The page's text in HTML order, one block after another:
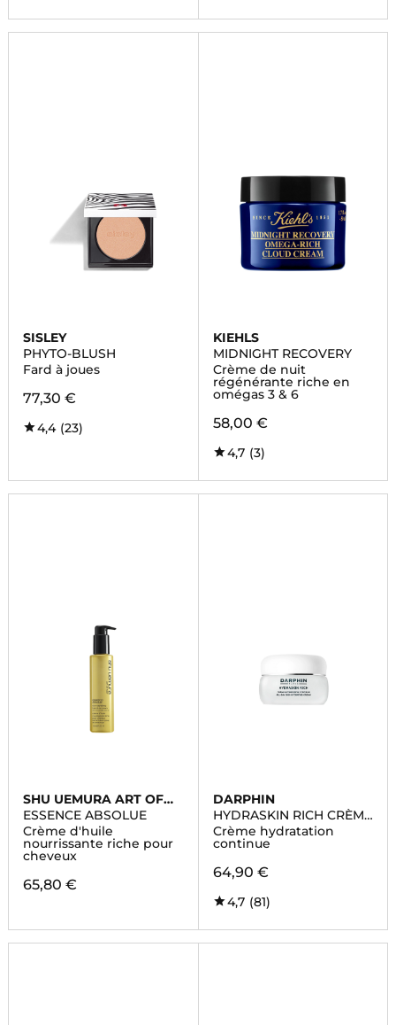
SISLEY
PHYTO-BLUSH
Fard à joues
77,30 €
4,4 (23)
KIEHLS
MIDNIGHT RECOVERY
Crème de nuit
régénérante riche en
omégas 3 & 6
58,00 €
4,7 (3)
SHU UEMURA ART OF
HAIR
ESSENCE ABSOLUE
Crème d'huile
nourrissante riche pour
cheveux
65,80 €
DARPHIN
HYDRASKIN RICH CRÈME
HYDRATANTE
Crème hydratation
continue
64,90 €
4,7 (81)